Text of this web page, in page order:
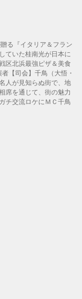
る『イタリア＆フラン
ていた桂南光が日本に
区北浜最強ピザ＆美食
【司会】千鳥（大悟・
人が見知らぬ街で、地
席を通じて、街の魅力
チ交流ロケにＭＣ千鳥